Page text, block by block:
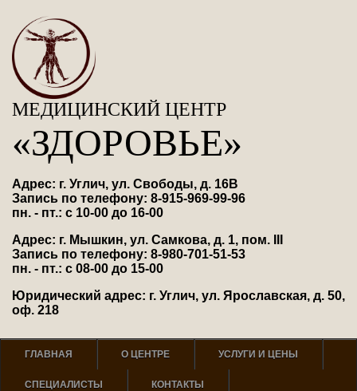
МЕДИЦИНСКИЙ ЦЕНТР
«ЗДОРОВЬЕ»
Адрес: г. Углич, ул. Свободы, д. 16В
Запись по телефону: 8-915-969-99-96
пн. - пт.: с 10-00 до 16-00
Адрес: г. Мышкин, ул. Самкова, д. 1, пом. III
Запись по телефону: 8-980-701-51-53
пн. - пт.: с 08-00 до 15-00
Юридический адрес: г. Углич, ул. Ярославская, д. 50,
оф. 218
ГЛАВНАЯ О ЦЕНТРЕ УСЛУГИ И ЦЕНЫ
СПЕЦИАЛИСТЫ КОНТАКТЫ